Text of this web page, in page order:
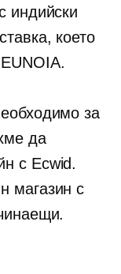
индийски
което
за
да
с Ecwid.
магазин с